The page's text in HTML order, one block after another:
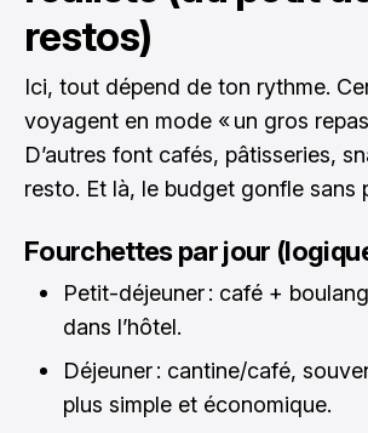
restos)
Ici, tout dépend de ton rythme.
voyagent en mode « un gros
D’autres font cafés, pâtisseries,
resto. Et là, le budget gonfle sans
Fourchettes par jour
Petit-déjeuner : café +
dans l’hôtel.
Déjeuner : cantine/café,
plus simple et économique.